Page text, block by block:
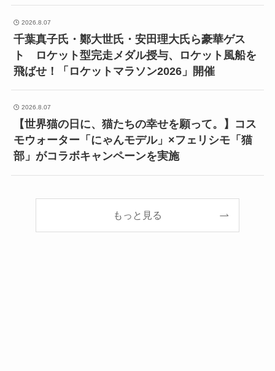
2026.8.07
千葉真子氏・鄭大世氏・安田理大氏ら豪華ゲス
ト ロケット型完走メダル授与、ロケット風船を
飛ばせ！「ロケットマラソン2026」開催
2026.8.07
【世界猫の日に、猫たちの幸せを願って。】コス
モウォーター「にゃんモデル」×フェリシモ「猫
部」がコラボキャンペーンを実施
もっと見る